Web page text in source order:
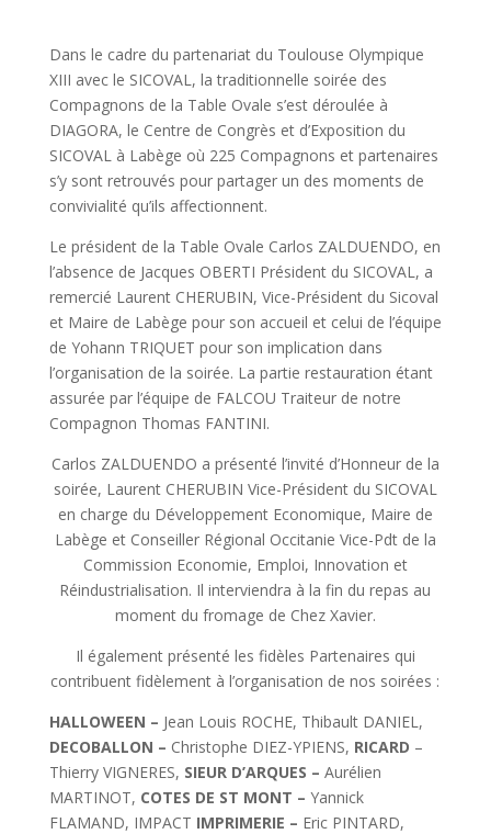
Dans le cadre du partenariat du Toulouse Olympique
XIII avec le SICOVAL, la traditionnelle soirée des
Compagnons de la Table Ovale s’est déroulée à
DIAGORA, le Centre de Congrès et d’Exposition du
SICOVAL à Labège où 225 Compagnons et partenaires
s’y sont retrouvés pour partager un des moments de
convivialité qu’ils affectionnent.
Le président de la Table Ovale Carlos ZALDUENDO, en
l’absence de Jacques OBERTI Président du SICOVAL, a
remercié Laurent CHERUBIN, Vice-Président du Sicoval
et Maire de Labège pour son accueil et celui de l’équipe
de Yohann TRIQUET pour son implication dans
l’organisation de la soirée. La partie restauration étant
assurée par l’équipe de FALCOU Traiteur de notre
Compagnon Thomas FANTINI.
Carlos ZALDUENDO a présenté l’invité d’Honneur de la
soirée, Laurent CHERUBIN Vice-Président du SICOVAL
en charge du Développement Economique, Maire de
Labège et Conseiller Régional Occitanie Vice-Pdt de la
Commission Economie, Emploi, Innovation et
Réindustrialisation. Il interviendra à la fin du repas au
moment du fromage de Chez Xavier.
Il également présenté les fidèles Partenaires qui
contribuent fidèlement à l’organisation de nos soirées :
HALLOWEEN – Jean Louis ROCHE, Thibault DANIEL,
DECOBALLON – Christophe DIEZ-YPIENS, RICARD –
Thierry VIGNERES, SIEUR D’ARQUES – Aurélien
MARTINOT, COTES DE ST MONT – Yannick
FLAMAND, IMPACT IMPRIMERIE – Eric PINTARD,